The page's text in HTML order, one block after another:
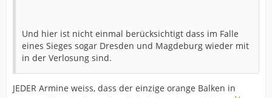
Und hier ist nicht einmal berücksichtigt dass im Falle
eines Sieges sogar Dresden und Magdeburg wieder mit
in der Verlosung sind.
JEDER Armine weiss, dass der einzige orange Balken in